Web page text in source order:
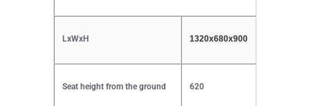
LxWxH 1320x680x900
Seat height from the ground 620